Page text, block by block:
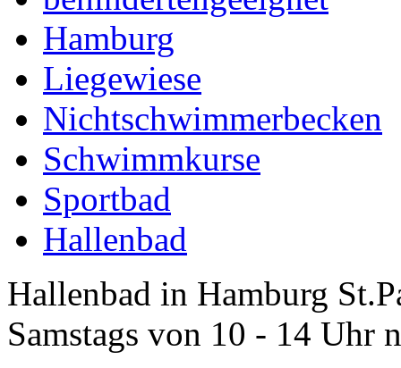
Hamburg
Liegewiese
Nichtschwimmerbecken
Schwimmkurse
Sportbad
Hallenbad
Hallenbad in Hamburg
Samstags von 10 - 14 Uhr